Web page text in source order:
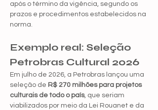
após o término da vigência, segundo os
prazos e procedimentos estabelecidos na
norma.
Exemplo real: Seleção
Petrobras Cultural 2026
Em julho de 2026, a Petrobras lançou uma
seleção de R$ 270 milhões para projetos
culturais de todo o país, que seriam
viabilizados por meio da Lei Rouanet e da